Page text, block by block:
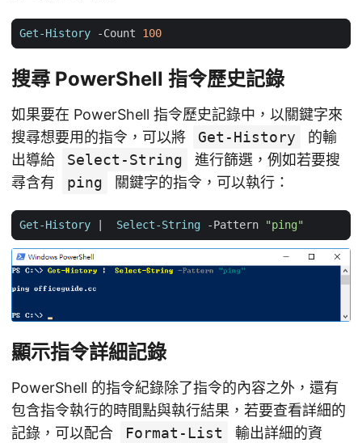
Get-History -Count 100
搜尋 PowerShell 指令歷史記錄
如果要在 PowerShell 指令歷史記錄中，以關鍵字來
搜尋想要用的指令，可以將
Get-History
的輸
出導給
Select-String
進行篩選，例如若要搜
尋含有
ping 關鍵字的指令，可以執行：
Get-History Select-String -Pattern "ping"
顯示指令詳細記錄
PowerShell 的指令紀錄除了指令的內容之外，還有
包含指令執行的時間點與執行結果，若要查看詳細的
記錄，可以配合
Format-List 輸出詳細的資